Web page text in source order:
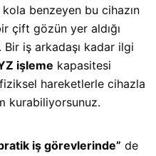
benzeyen bu cihazın
çift gözün yer aldığı
iş arkadaşı kadar ilgi
işleme kapasitesi
hareketlerle cihazla
kurabiliyorsunuz.
iş görevlerinde” de